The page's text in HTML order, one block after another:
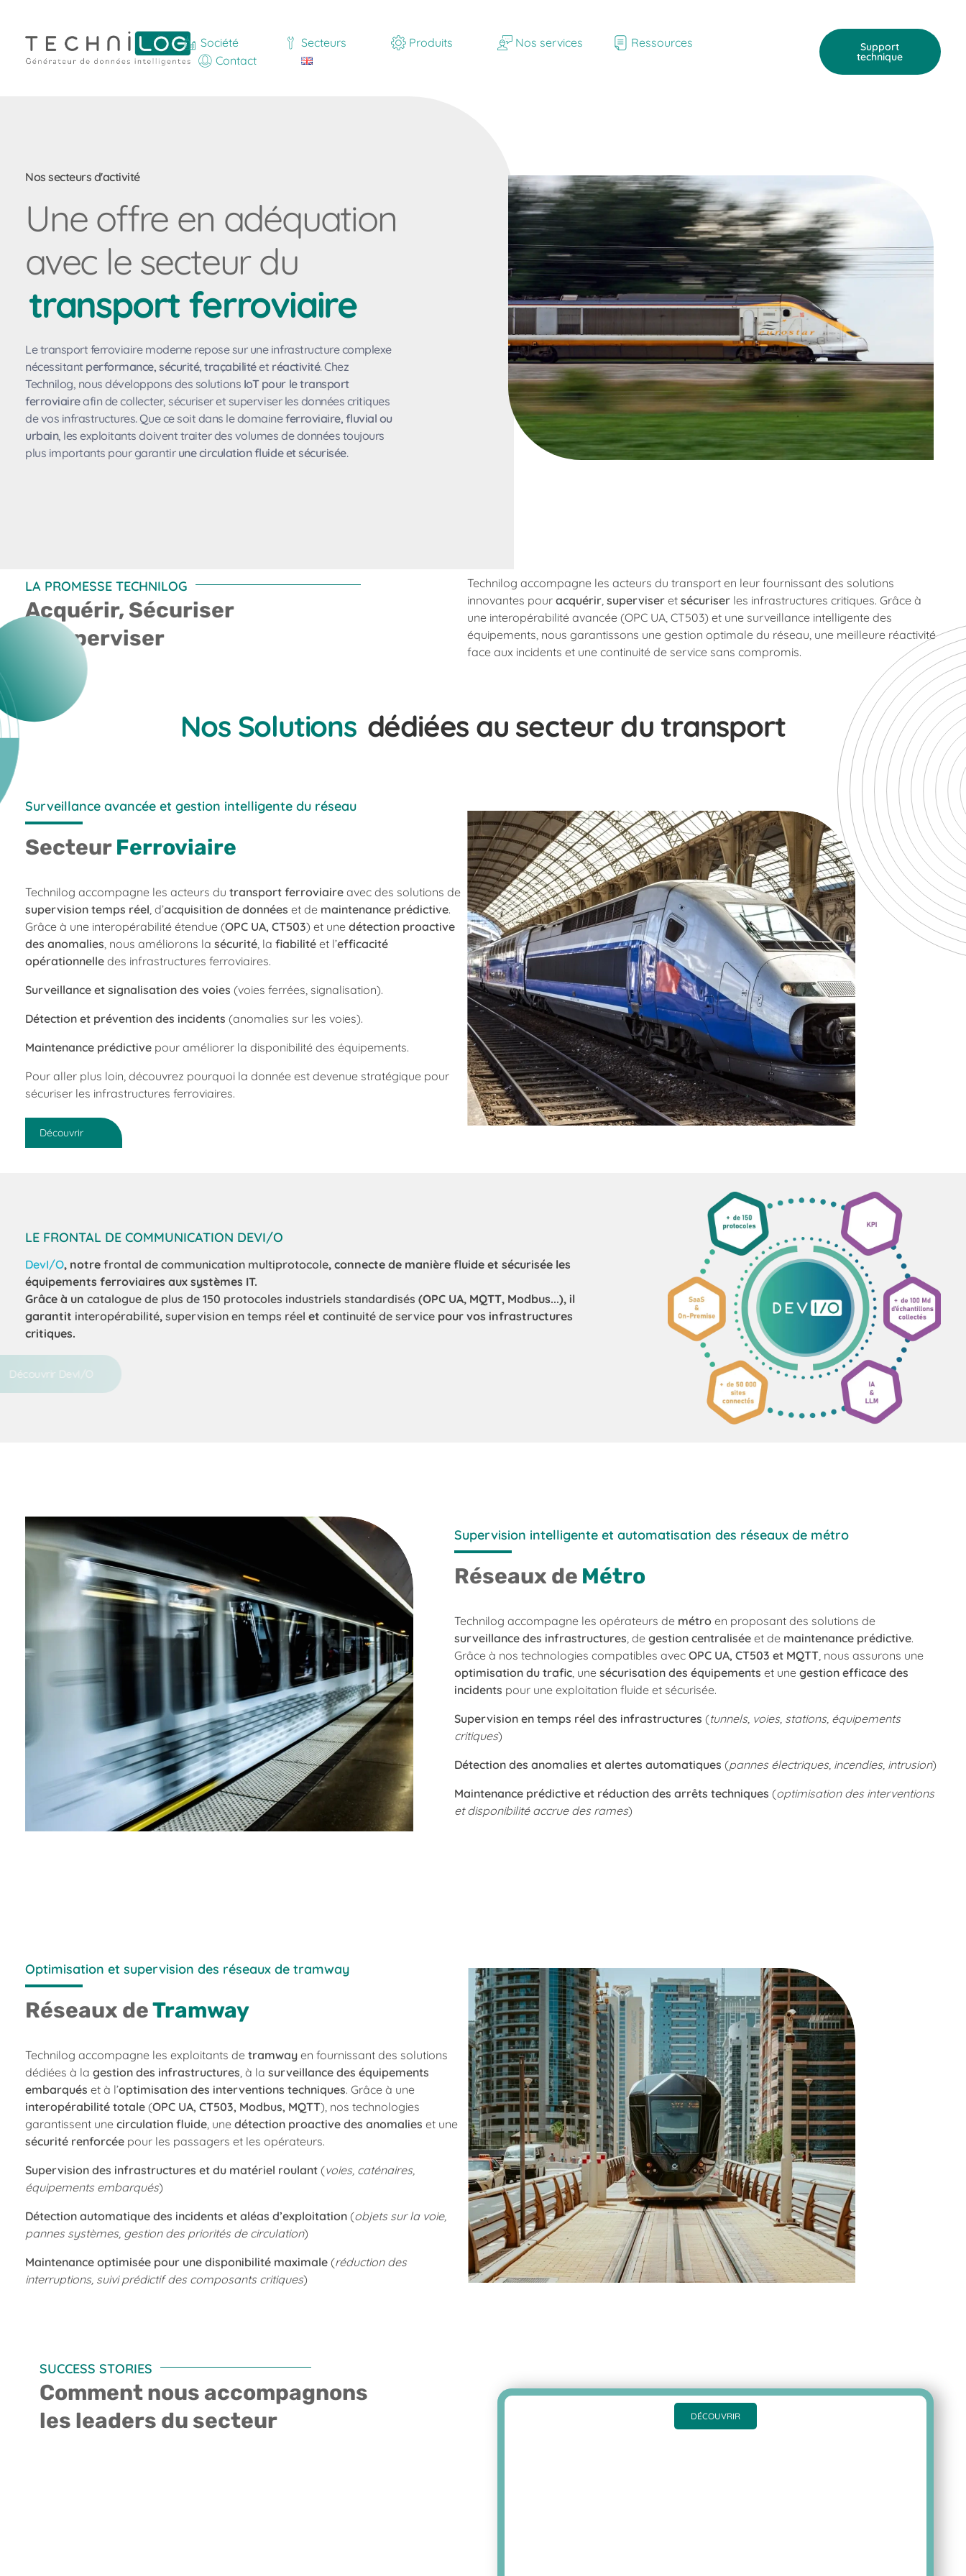
Société Secteurs Produits Nos services
Ressources
Contact
Support
technique
Nos secteurs d'activité
Une offre en adéquation
avec le secteur du
transport ferroviaire
Le transport ferroviaire moderne repose sur une infrastructure complexe
nécessitant performance, sécurité, traçabilitéet réactivité. Chez
Technilog, nous développons des solutions IoT pour le transport
ferroviaireafin de collecter, sécuriser et superviser les données critiques
de vos infrastructures. Que ce soit dans le domaineferroviaire, fluvial ou
urbain, les exploitants doivent traiter des volumes de données toujours
plus importants pour garantir une circulation fluide et sécurisée.
LA PROMESSE TECHNILOG
Acquérir, Sécuriser
& Superviser
Technilog accompagne les acteurs du transport en leur fournissant des solutions
innovantes pouracquérir ,superviser etsécuriser les infrastructures critiques. Grâce à
une interopérabilité avancée (OPC UA, CT503) et une surveillance intelligente des
équipements, nous garantissons une gestion optimale du réseau, une meilleure réactivité
face aux incidents et une continuité de service sans compromis.
Nos Solutions dédiées au secteur du transport
Surveillance avancée et gestion intelligente du réseau
SecteurFerroviaire
Technilog accompagne les acteurs du transport ferroviaire avec des solutions de
supervision temps réel, d’acquisition de données et de maintenance prédictive.
Grâce à une interopérabilité étendue (OPC UA, CT503) et une détection proactive
des anomalies, nous améliorons la sécurité, la fiabilité et l’efficacité
opérationnelle des infrastructures ferroviaires.
Surveillance et signalisation des voies (voies ferrées, signalisation).
Détection et prévention des incidents (anomalies sur les voies).
Maintenance prédictive pour améliorer la disponibilité des équipements.
Pour aller plus loin, découvrez pourquoi la donnée est devenue stratégique pour
sécuriser les infrastructures ferroviaires.
Découvrir
LE FRONTAL DE COMMUNICATION DEVI/O
DevI/O, notre frontal de communication multiprotocole, connecte de manière fluide et sécurisée les
équipements ferroviaires aux systèmes IT.
Grâce à un catalogue de plus de 150 protocoles industriels standardisés (OPC UA, MQTT, Modbus...), il
garantit interopérabilité, supervision en temps réel et continuité de service pour vos infrastructures
critiques.
Découvrir DevI/O
Supervision intelligente et automatisation des réseaux de métro
Réseaux de Métro
Technilog accompagne les opérateurs de métroen proposant des solutions de
surveillance des infrastructures, de gestion centraliséeet de maintenance prédictive.
Grâce à nos technologies compatibles avec OPC UA, CT503 et MQTT, nous assurons une
optimisation du trafic, une sécurisation des équipements et une gestion efficace des
incidents pour une exploitation fluide et sécurisée.
Supervision en temps réel des infrastructures (tunnels, voies, stations, équipements
critiques)
Détection des anomalies et alertes automatiques (pannes électriques, incendies, intrusion)
Maintenance prédictive et réduction des arrêts techniques (optimisation des interventions
et disponibilité accrue des rames)
Optimisation et supervision des réseaux de tramway
Réseaux deTramway
Technilog accompagne les exploitants de tramway en fournissant des solutions
dédiées à la gestion des infrastructures, à la surveillance des équipements
embarqués et à l’optimisation des interventions techniques. Grâce à une
interopérabilité totale (OPC UA, CT503, Modbus, MQTT), nos technologies
garantissent une circulation fluide, une détection proactive des anomalies et une
sécurité renforcée pour les passagers et les opérateurs.
Supervision des infrastructures et du matériel roulant (voies, caténaires,
équipements embarqués)
Détection automatique des incidents et aléas d’exploitation (objets sur la voie,
pannes systèmes, gestion des priorités de circulation)
Maintenance optimisée pour une disponibilité maximale (réduction des
interruptions, suivi prédictif des composants critiques)
SUCCESS STORIES
Comment nous accompagnons
les leaders du secteur
DÉCOUVRIR